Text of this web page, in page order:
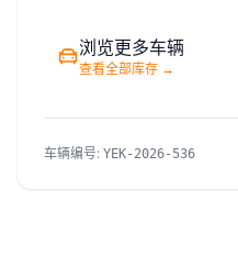
浏览更多车辆
查看全部库存 →
车辆编号: YEK-2026-536